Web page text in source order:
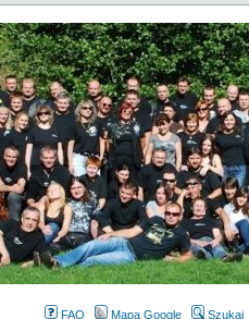
FAQ Mapa Google Szukaj